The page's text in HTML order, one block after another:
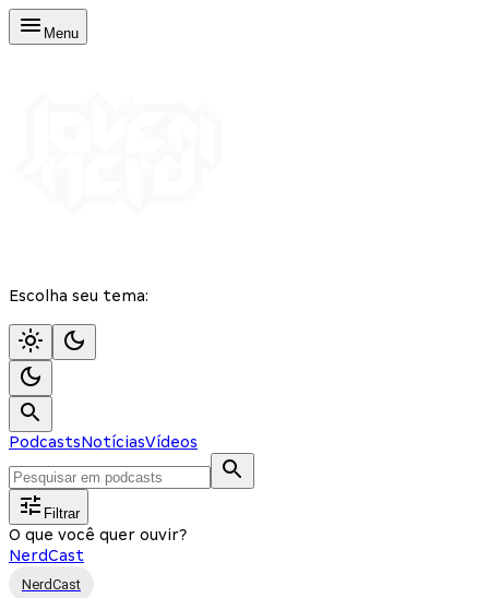
Menu
Escolha seu tema:
PodcastsNotíciasVídeos
Filtrar
O que você quer ouvir?
NerdCast
NerdCast